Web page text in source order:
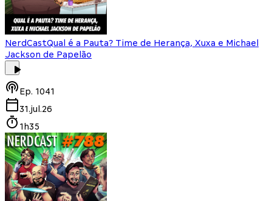
NerdCastQual é a Pauta? Time de Herança, Xuxa e Michael
Jackson de Papelão
Ep. 1041
31.jul.26
1h35